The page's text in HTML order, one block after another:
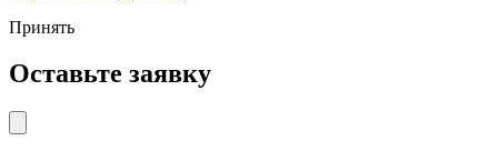
Принять
Оставьте заявку